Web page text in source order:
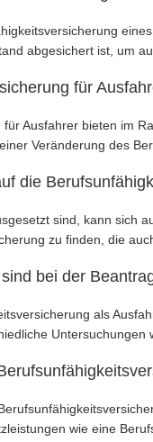
abgesichert ist, um
für
Ausfahrer bieten im
Veränderung des
die
sind, kann sich
zu finden, die
bei der
als
wie eine